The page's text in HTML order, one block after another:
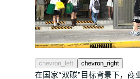
chevron_left chevron_right
在国家“双碳”目标背景下，商